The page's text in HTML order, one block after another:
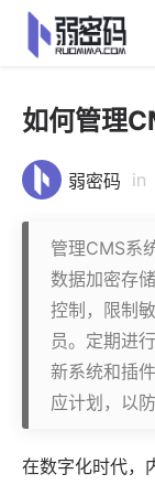
如何管理
弱密码 in
管理CMS系
数据加密存
控制，限制
员。定期进
新系统和插
应计划，以
在数字化时代，